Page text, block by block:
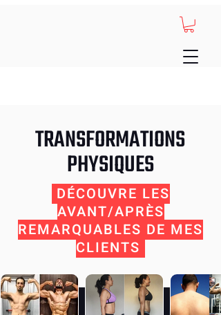
TRANSFORMATIONS
PHYSIQUES
DÉCOUVRE LES
AVANT/APRÈS
REMARQUABLES DE MES
CLIENTS